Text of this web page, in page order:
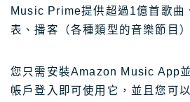
Music Prime提供超過1億首歌曲
表、播客（各種類型的音樂節目）
您只需安裝Amazon Music App
帳戶登入即可使用它，並且您可